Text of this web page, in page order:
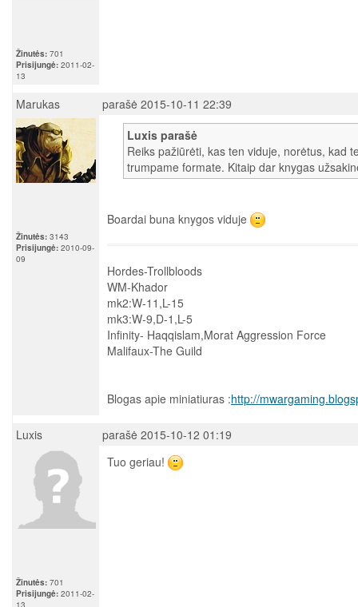
Žinutės: 701
Prisijungė: 2011-02-
13
Marukas parašė 2015-10-11 22:39
Žinutės: 3143
Prisijungė: 2010-09-
09
Luxis parašė
Reiks pažiūrėti, kas ten viduje, norėtus, kad
trumpame formate. Kitaip dar knygas
Boardai buna knygos viduje
Hordes-Trollbloods
WM-Khador
mk2:W-11,L-15
mk3:W-9,D-1,L-5
Infinity- Haqqislam,Morat Aggression Force
Malifaux-The Guild
Blogas apie miniatiuras :http://
Luxis parašė 2015-10-12 01:19
Žinutės: 701
Prisijungė: 2011-02-
13
Tuo geriau!